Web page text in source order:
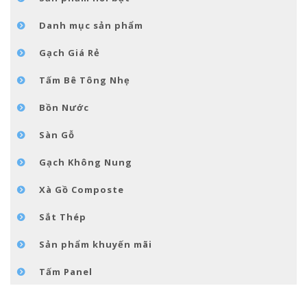
LIÊN HỆDanh mục sản phẩm
Gạch Giá Rẻ
Tấm Bê Tông Nhẹ
Bồn Nước
Sàn Gỗ
Gạch Không Nung
Xà Gồ Composte
Sắt Thép
Sản phẩm khuyến mãi
Tấm Panel